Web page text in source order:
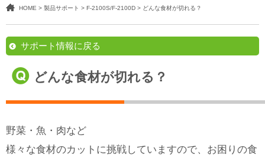
HOME > 製品サポート > F-2100S/F-2100D > どんな食材が切れる？
サポート情報に戻る
どんな食材が切れる？
野菜・魚・肉など
様々な食材のカットに挑戦していますので、お困りの食